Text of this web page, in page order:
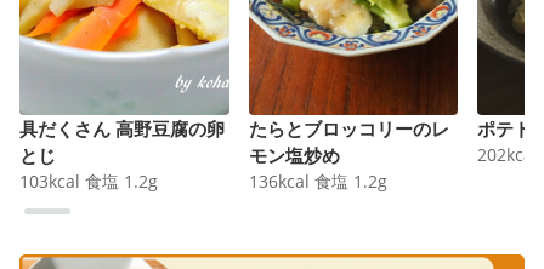
具だくさん 高野豆腐の卵
とじ
103kcal 食塩 1.2g
たらとブロッコリーのレ
モン塩炒め
136kcal 食塩 1.2g
ポテト
202kcal